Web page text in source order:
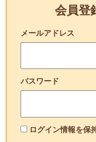
会員登
メールアドレス
パスワード
ログイン情報を保